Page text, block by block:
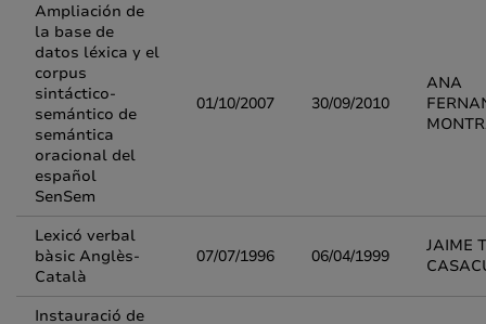
Ampliación de
la base de
datos léxica y el
corpus
sintáctico-
semántico de
semántica
oracional del
español
SenSem
01/10/2007 30/09/2010
ANA
Lexicó verbal
bàsic Anglès-
Català
07/07/1996 06/04/1999
JAIME
Instauració de